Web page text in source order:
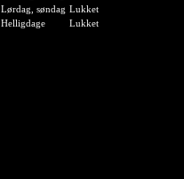
Lørdag, søndag Lukket
Helligdage
Lukket